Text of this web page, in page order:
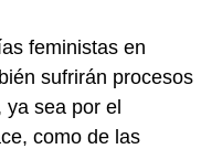
feministas en
sufrirán procesos
ya sea por el
como de las